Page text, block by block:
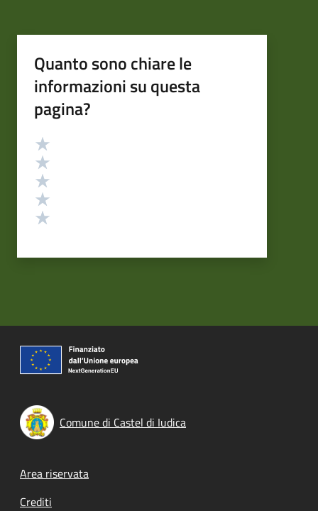
Quanto sono chiare le
informazioni su questa
pagina?
Valutazione
Comune di Castel di Iudica
Footer menu
Area riservata
Crediti